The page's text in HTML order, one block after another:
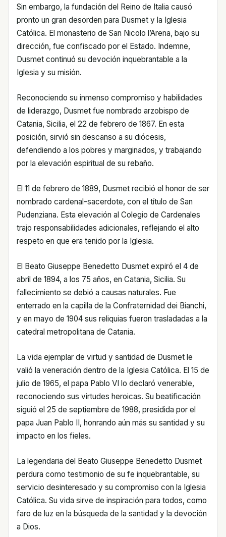
Sin embargo, la fundación del Reino de Italia causó
pronto un gran desorden para Dusmet y la Iglesia
Católica. El monasterio de San Nicolo l’Arena, bajo su
dirección, fue confiscado por el Estado. Indemne,
Dusmet continuó su devoción inquebrantable a la
Iglesia y su misión.
Reconociendo su inmenso compromiso y habilidades
de liderazgo, Dusmet fue nombrado arzobispo de
Catania, Sicilia, el 22 de febrero de 1867. En esta
posición, sirvió sin descanso a su diócesis,
defendiendo a los pobres y marginados, y trabajando
por la elevación espiritual de su rebaño.
El 11 de febrero de 1889, Dusmet recibió el honor de ser
nombrado cardenal-sacerdote, con el título de San
Pudenziana. Esta elevación al Colegio de Cardenales
trajo responsabilidades adicionales, reflejando el alto
respeto en que era tenido por la Iglesia.
El Beato Giuseppe Benedetto Dusmet expiró el 4 de
abril de 1894, a los 75 años, en Catania, Sicilia. Su
fallecimiento se debió a causas naturales. Fue
enterrado en la capilla de la Confraternidad dei Bianchi,
y en mayo de 1904 sus reliquias fueron trasladadas a la
catedral metropolitana de Catania.
La vida ejemplar de virtud y santidad de Dusmet le
valió la veneración dentro de la Iglesia Católica. El 15 de
julio de 1965, el papa Pablo VI lo declaró venerable,
reconociendo sus virtudes heroicas. Su beatificación
siguió el 25 de septiembre de 1988, presidida por el
papa Juan Pablo II, honrando aún más su santidad y su
impacto en los fieles.
La legendaria del Beato Giuseppe Benedetto Dusmet
perdura como testimonio de su fe inquebrantable, su
servicio desinteresado y su compromiso con la Iglesia
Católica. Su vida sirve de inspiración para todos, como
faro de luz en la búsqueda de la santidad y la devoción
a Dios.